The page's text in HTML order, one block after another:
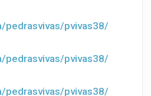
pedrasvivas/pvivas38/
pedrasvivas/pvivas38/
pedrasvivas/pvivas38/